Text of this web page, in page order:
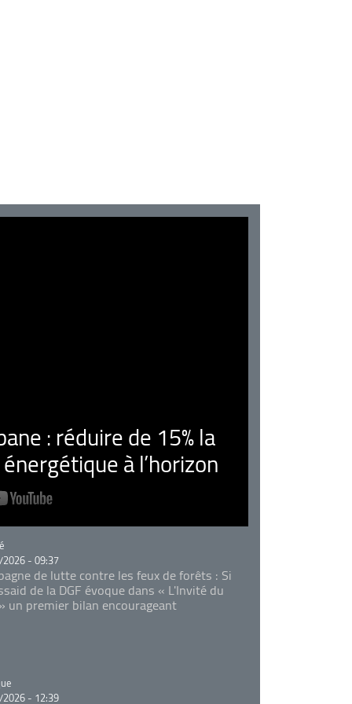
: réduire de 15% la
à l’horizon
- 09:37
de lutte contre les feux de forêts : Si
de la DGF évoque dans « L'Invité du
un premier bilan encourageant
- 12:39